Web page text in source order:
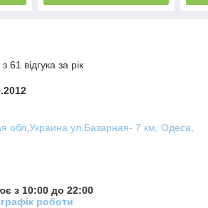
61 відгука за рік
обл,Украина ул.Базарная- 7 км, Одеса,
з 10:00 до 22:00
роботи